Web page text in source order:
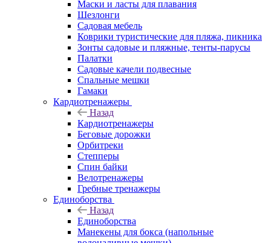
Маски и ласты для плавания
Шезлонги
Садовая мебель
Коврики туристические для пляжа, пикника
Зонты садовые и пляжные, тенты-парусы
Палатки
Садовые качели подвесные
Спальные мешки
Гамаки
Кардиотренажеры
Назад
Кардиотренажеры
Беговые дорожки
Орбитреки
Степперы
Спин байки
Велотренажеры
Гребные тренажеры
Единоборства
Назад
Единоборства
Манекены для бокса (напольные